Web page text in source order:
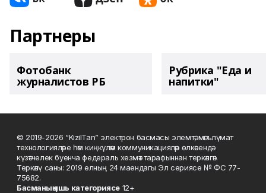
Партнеры
Фотобанк
журналистов РБ
Рубрика "Еда и
напитки"
© 2019-2026 “KizilTan” электрон басмасы элемтә, мәгълүмат
технологияләре һәм киңкүләм коммуникацияләр өлкәсендә
күзәтчелек буенча федераль хезмәт тарафыннан теркәлгән.
Теркәлү саны: 2019 елның 24 маендагы Эл сериясе № ФС 77-
75682.
Басманың яшь категориясе12+